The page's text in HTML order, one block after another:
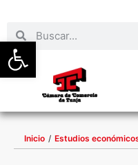
Abrir barra
Inicio / Estudios